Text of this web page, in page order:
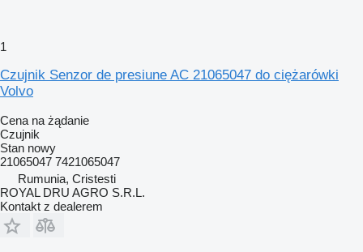
1
Czujnik Senzor de presiune AC 21065047 do ciężarówki
Volvo
Cena na żądanie
Czujnik
Stan nowy
21065047 7421065047
Rumunia, Cristesti
ROYAL DRU AGRO S.R.L.
Kontakt z dealerem